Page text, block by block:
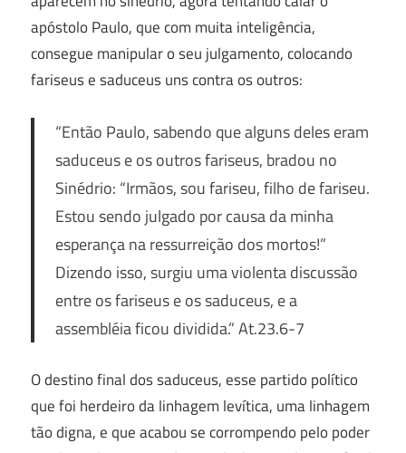
apóstolo Paulo, que com muita inteligência,
consegue manipular o seu julgamento, colocando
fariseus e saduceus uns contra os outros:
“Então Paulo, sabendo que alguns deles eram
saduceus e os outros fariseus, bradou no
Sinédrio: “Irmãos, sou fariseu, filho de fariseu.
Estou sendo julgado por causa da minha
esperança na ressurreição dos mortos!”
Dizendo isso, surgiu uma violenta discussão
entre os fariseus e os saduceus, e a
assembléia ficou dividida.” At.23.6-7
O destino final dos saduceus, esse partido político
que foi herdeiro da linhagem levítica, uma linhagem
tão digna, e que acabou se corrompendo pelo poder